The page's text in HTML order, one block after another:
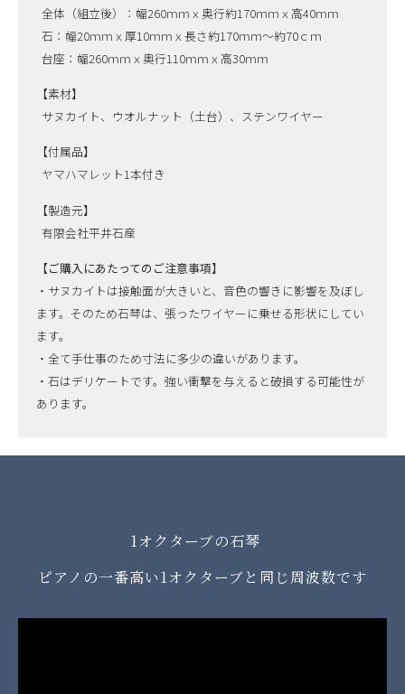
全体（組立後）：幅260ｍｍｘ奥行約170ｍｍｘ高40ｍｍ
石：幅20ｍｍｘ厚10ｍｍｘ長さ約170ｍｍ～約70ｃｍ
台座：幅260ｍｍｘ奥行110ｍｍｘ高30ｍｍ
【素材】
サヌカイト、ウオルナット（土台）、ステンワイヤー
【付属品】
ヤマハマレット1本付き
【製造元】
有限会社平井石産
【ご購入にあたってのご注意事項】
・サヌカイトは接触面が大きいと、音色の響きに影響を及ぼし
ます。そのため石琴は、張ったワイヤーに乗せる形状にしてい
ます。
・全て手仕事のため寸法に多少の違いがあります。
・石はデリケートです。強い衝撃を与えると破損する可能性が
あります。
1オクターブの石琴
ピアノの一番高い1オクターブと同じ周波数です